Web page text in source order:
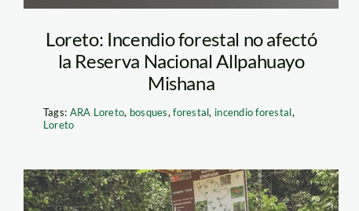
Loreto: Incendio forestal no afectó
la Reserva Nacional Allpahuayo
Mishana
Tags: ARA Loreto, bosques,forestal, incendio forestal,
Loreto